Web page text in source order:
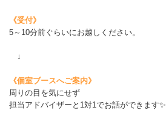
《受付》
5～10分前ぐらいにお越しください。
↓
《個室ブースへご案内》
周りの目を気にせず
担当アドバイザーと1対1でお話ができます✨